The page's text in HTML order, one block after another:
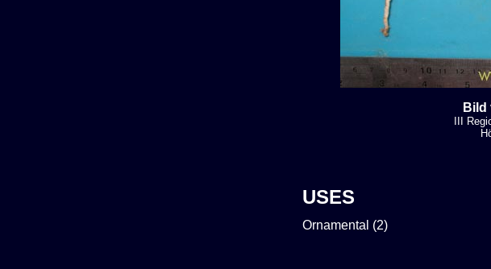
Bild
III
USES
Ornamental (2)